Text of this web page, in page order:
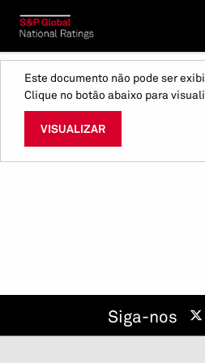
Este documento não pode ser
Clique no botão abaixo para
VISUALIZAR
Siga-nos